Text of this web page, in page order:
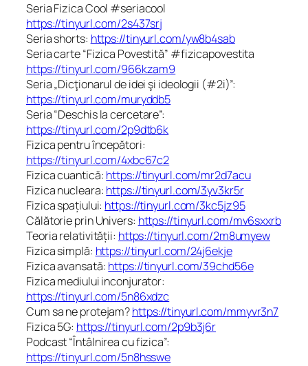
Seria Fizica Cool #seriacool
https://tinyurl.com/2s437srj
Seria shorts: https://tinyurl.com/yw8b4sab
Seria carte “Fizica Povestită” #fizicapovestita
https://tinyurl.com/966kzam9
Seria „Dicţionarul de idei şi ideologii (#2i)”:
https://tinyurl.com/muryddb5
Seria “Deschis la cercetare”:
https://tinyurl.com/2p9dtb6k
Fizica pentru începători:
https://tinyurl.com/4xbc67c2
Fizica cuantică: https://tinyurl.com/mr2d7acu
Fizica nucleara: https://tinyurl.com/3yv3kr5r
Fizica spațiului: https://tinyurl.com/3kc5jz95
Călătorie prin Univers: https://tinyurl.com/mv6sxxrb
Teoria relativității: https://tinyurl.com/2m8umyew
Fizica simplă: https://tinyurl.com/24j6ekje
Fizica avansată: https://tinyurl.com/39chd56e
Fizica mediului inconjurator:
https://tinyurl.com/5n86xdzc
Cum sa ne protejam?https://tinyurl.com/mmyvr3n7
Fizica 5G: https://tinyurl.com/2p9b3j6r
Podcast “Întâlnirea cu fizica”:
https://tinyurl.com/5n8hsswe